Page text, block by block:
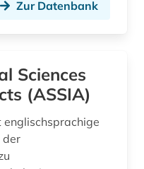
Zur Datenbank
Sciences
(ASSIA)
der